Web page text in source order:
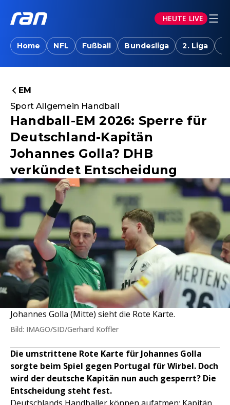
HEUTE LIVE
Home NFL Fußball Bundesliga 2. Liga
EM
Sport Allgemein Handball
Handball-EM 2026: Sperre für
Deutschland-Kapitän
Johannes Golla? DHB
verkündet Entscheidung
Johannes Golla (Mitte) sieht die Rote Karte.
Bild: IMAGO/SID/Gerhard Koffler
Die umstrittene Rote Karte für Johannes Golla
sorgte beim Spiel gegen Portugal für Wirbel. Doch
wird der deutsche Kapitän nun auch gesperrt? Die
Entscheidung steht fest.